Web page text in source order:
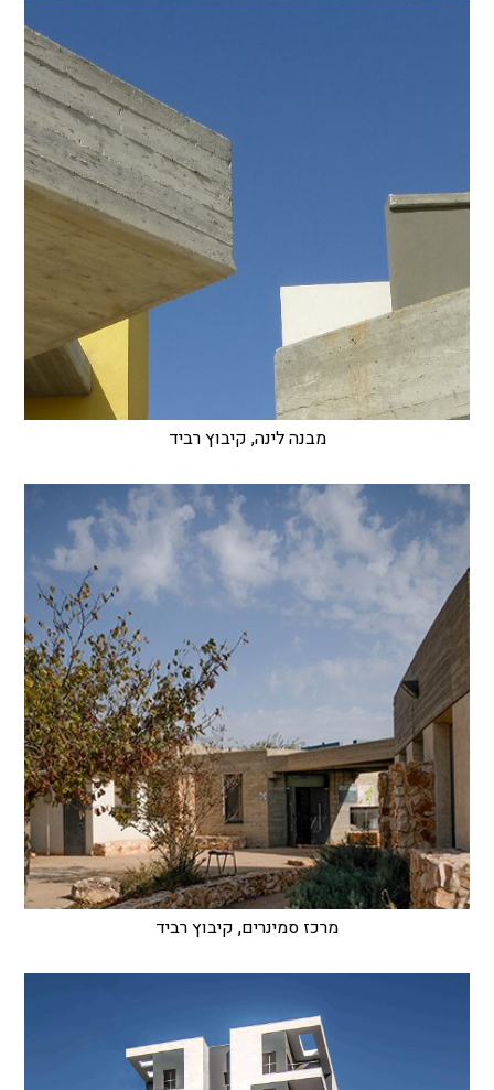
מבנה לינה, קיבוץ רביד
מרכז סמינרים, קיבוץ רביד